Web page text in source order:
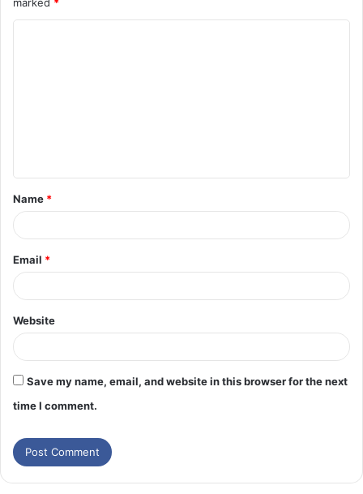
Name *
Email *
Website
Save my name, email, and website in this browser for the next
time I comment.